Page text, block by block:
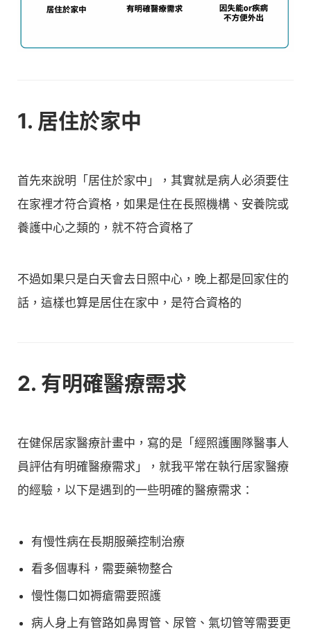
1. 居住於家中
首先來說明「居住於家中」，其實就是病人必須要住
在家裡才符合資格，如果是住在長照機構、安養院或
養護中心之類的，就不符合資格了
不過如果只是白天會去日照中心，晚上都是回家住的
話，這樣也算是居住在家中，是符合資格的
2. 有明確醫療需求
在健保居家醫療計畫中，寫的是「經照護團隊醫事人
員評估有明確醫療需求」，就我平常在執行居家醫療
的經驗，以下是遇到的一些明確的醫療需求：
有慢性病在長期服藥控制治療
看多個專科，需要藥物整合
慢性傷口如褥瘡需要照護
病人身上有管路如鼻胃管、尿管、氣切管等需要更